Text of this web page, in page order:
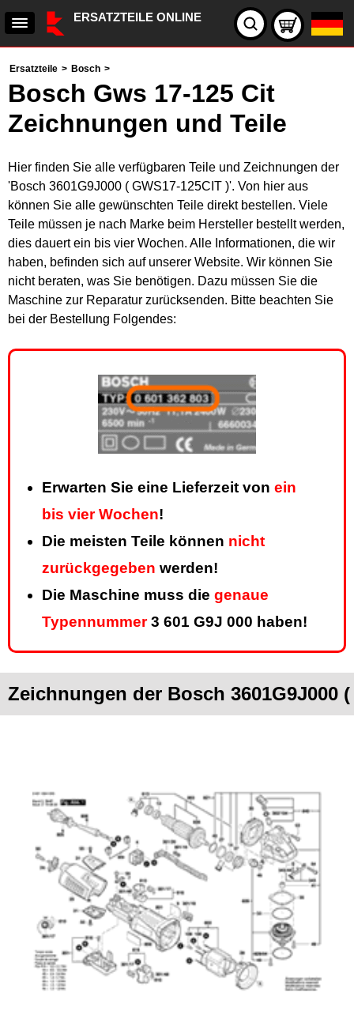
ERSATZTEILE ONLINE
Ersatzteile > Bosch >
Bosch Gws 17-125 Cit
Zeichnungen und Teile
Hier finden Sie alle verfügbaren Teile und Zeichnungen der
'Bosch 3601G9J000 ( GWS17-125CIT )'. Von hier aus
können Sie alle gewünschten Teile direkt bestellen. Viele
Teile müssen je nach Marke beim Hersteller bestellt werden,
dies dauert ein bis vier Wochen. Alle Informationen, die wir
haben, befinden sich auf unserer Website. Wir können Sie
nicht beraten, was Sie benötigen. Dazu müssen Sie die
Maschine zur Reparatur zurücksenden. Bitte beachten Sie
bei der Bestellung Folgendes:
Erwarten Sie eine Lieferzeit von ein
bis vier Wochen!
Die meisten Teile können nicht
zurückgegeben werden!
Die Maschine muss die genaue
Typennummer3 601 G9J 000 haben!
Zeichnungen der Bosch 3601G9J000 (